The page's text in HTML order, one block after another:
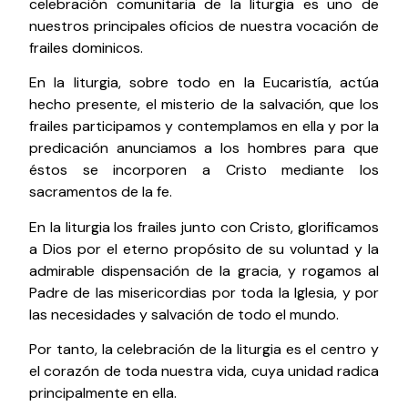
celebración comunitaria de la liturgia es uno de
nuestros principales oficios de nuestra vocación de
frailes dominicos.
En la liturgia, sobre todo en la Eucaristía, actúa
hecho presente, el misterio de la salvación, que los
frailes participamos y contemplamos en ella y por la
predicación anunciamos a los hombres para que
éstos se incorporen a Cristo mediante los
sacramentos de la fe.
En la liturgia los frailes junto con Cristo, glorificamos
a Dios por el eterno propósito de su voluntad y la
admirable dispensación de la gracia, y rogamos al
Padre de las misericordias por toda la Iglesia, y por
las necesidades y salvación de todo el mundo.
Por tanto, la celebración de la liturgia es el centro y
el corazón de toda nuestra vida, cuya unidad radica
principalmente en ella.